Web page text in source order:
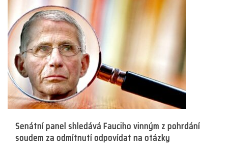
Senátní panel shledává Fauciho vinným z pohrdání
soudem za odmítnutí odpovídat na otázky